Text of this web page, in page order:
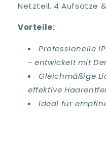
Netzteil, 4 Aufsätze
Vorteile:
Professionelle
- entwickelt mit
Gleichmäßige
effektive
Ideal für